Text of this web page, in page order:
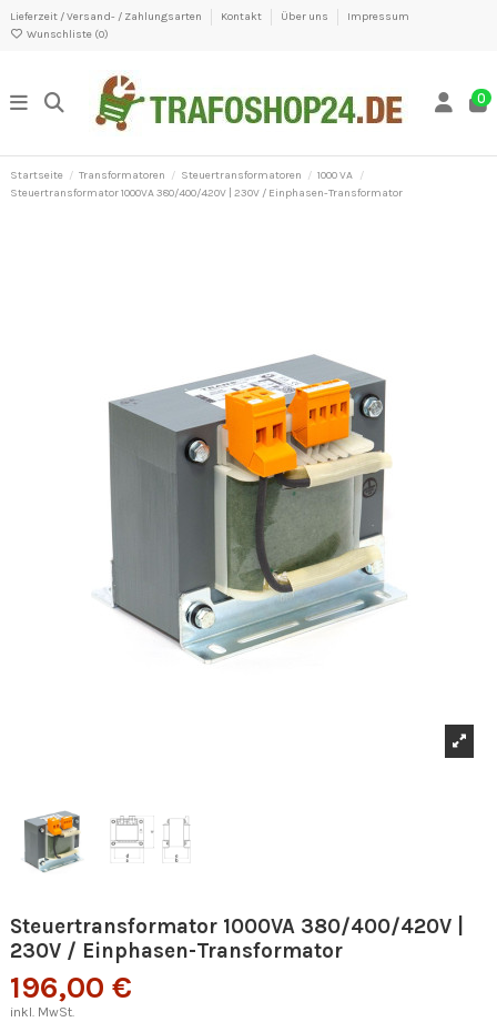
Lieferzeit / Versand- / Zahlungsarten Kontakt Über uns
Impressum
Wunschliste (0)
0
Startseite Transformatoren Steuertransformatoren
1000 VA
Steuertransformator 1000VA 380/400/420V | 230V / Einphasen-Transformator
Steuertransformator 1000VA 380/400/420V |
230V / Einphasen-Transformator
196,00 €
inkl. MwSt.